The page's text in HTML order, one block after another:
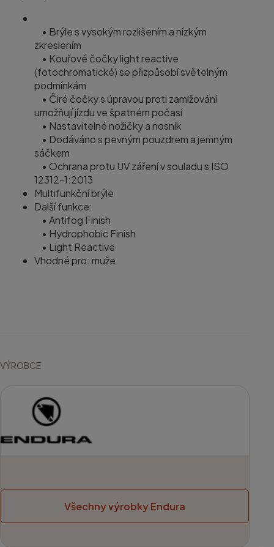
• Brýle s vysokým rozlišením a nízkým
zkreslením
• Kouřové čočky light reactive
(fotochromatické) se přizpůsobí světelným
podmínkám
• Čiré čočky s úpravou proti zamlžování
umožňují jízdu ve špatném počasí
• Nastavitelné nožičky a nosník
• Dodáváno s pevným pouzdrem a jemným
sáčkem
• Ochrana protu UV záření v souladu s ISO
12312-1:2013
Multifunkční brýle
Další funkce:
• Antifog Finish
• Hydrophobic Finish
• Light Reactive
Vhodné pro: muže
VÝROBCE
Všechny výrobky Endura